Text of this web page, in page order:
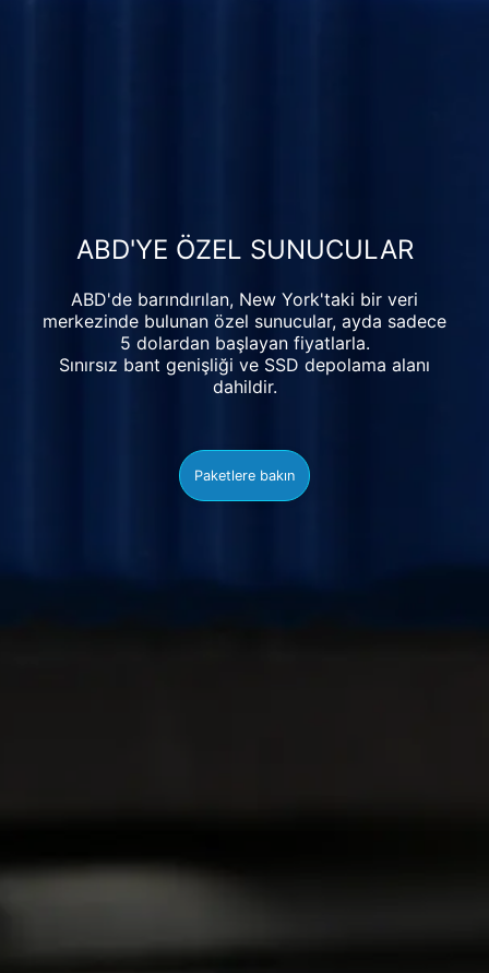
ABD'YE ÖZEL SUNUCULAR
ABD'de barındırılan, New York'taki bir veri
merkezinde bulunan özel sunucular, ayda sadece
5 dolardanbaşlayan fiyatlarla.
Sınırsız bant genişliği ve SSD depolama alanı
dahildir.
Paketlere bakın